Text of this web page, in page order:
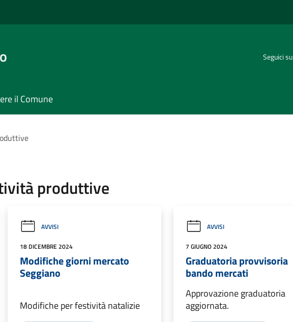
Seguici su
il Comune
produttive
AVVISI
18 DICEMBRE 2024
Modifiche giorni mercato
Seggiano
Modifiche per festività natalizie
AVVISI
7 GIUGNO 2024
Graduatoria provvisoria
bando mercati
Approvazione graduatoria
aggiornata.